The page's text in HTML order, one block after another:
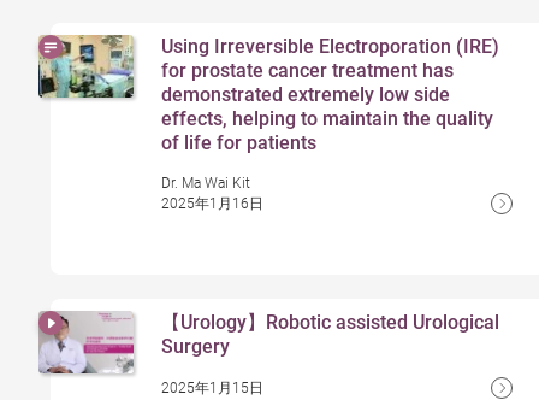
Using Irreversible Electroporation (IRE)
for prostate cancer treatment has
demonstrated extremely low side
effects, helping to maintain the quality
of life for patients
Dr. Ma Wai Kit
2025年1月16日
【Urology】Robotic assisted Urological
Surgery
2025年1月15日